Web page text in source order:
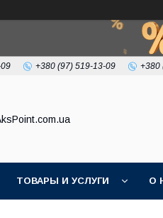
+380 (97) 519-13-09 +380
ТОВАРЫ И УСЛУГИ О